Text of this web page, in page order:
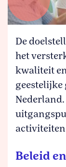
Jong ggz
De
het
kwaliteit
geestelijke
Beleid